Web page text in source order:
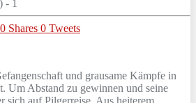
0 Shares 0 Tweets
und grausame Kämpfe in
Um Abstand zu gewinnen und seine
sich auf Pilgerreise. Aus heiterem